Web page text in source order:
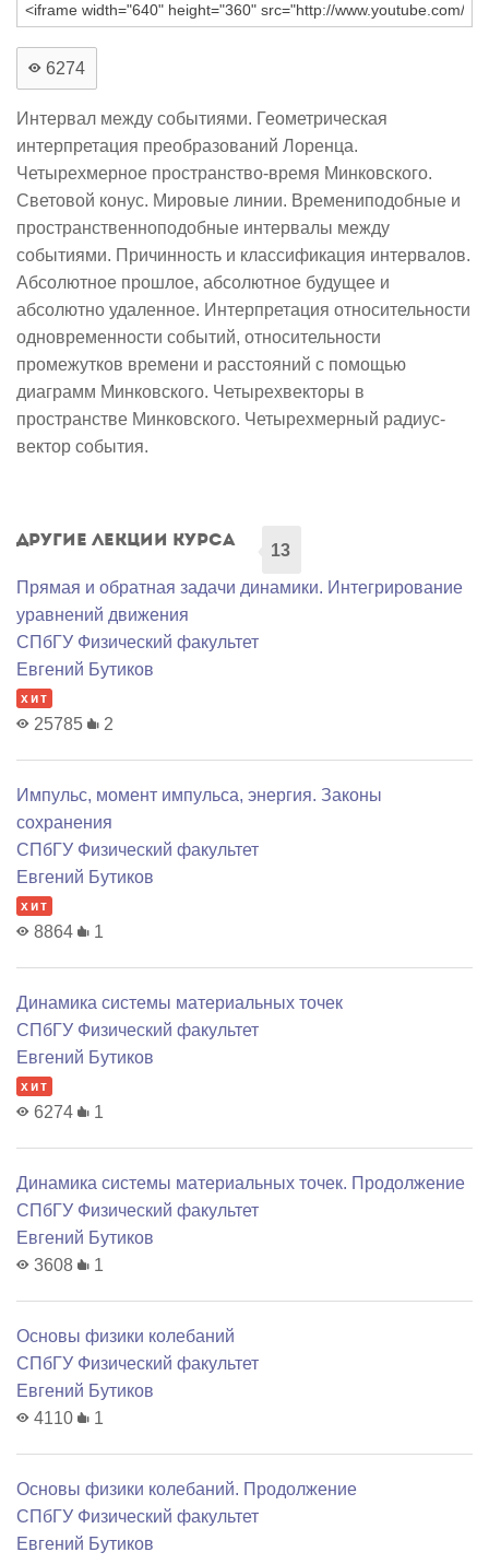
6274
Интервал между событиями. Геометрическая
интерпретация преобразований Лоренца.
Четырехмерное пространство-время Минковского.
Световой конус. Мировые линии. Времениподобные и
пространственноподобные интервалы между
событиями. Причинность и классификация интервалов.
Абсолютное прошлое, абсолютное будущее и
абсолютно удаленное. Интерпретация относительности
одновременности событий, относительности
промежутков времени и расстояний с помощью
диаграмм Минковского. Четырехвекторы в
пространстве Минковского. Четырехмерный радиус-
вектор события.
Другие лекции курса
13
Прямая и обратная задачи динамики. Интегрирование
уравнений движения
СПбГУ Физический факультет
Евгений Бутиков
хит
25785 2
Импульс, момент импульса, энергия. Законы
сохранения
СПбГУ Физический факультет
Евгений Бутиков
хит
8864 1
Динамика системы материальных точек
СПбГУ Физический факультет
Евгений Бутиков
хит
6274 1
Динамика системы материальных точек. Продолжение
СПбГУ Физический факультет
Евгений Бутиков
3608
1
Основы физики колебаний
СПбГУ Физический факультет
Евгений Бутиков
4110
1
Основы физики колебаний. Продолжение
СПбГУ Физический факультет
Евгений Бутиков